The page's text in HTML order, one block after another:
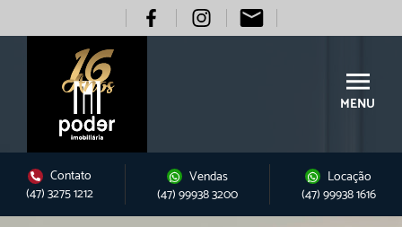
MENU
Contato
(47) 3275 1212
Vendas
(47) 99938 3200
Locação
(47) 99938 1616